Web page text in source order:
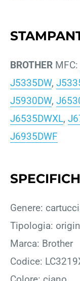
BROTHER MFC:
J5335DW,
J5930DW,
J6535DWXL,
J6935DWF
Genere:
Tipologia:
Marca: Brother
Codice: